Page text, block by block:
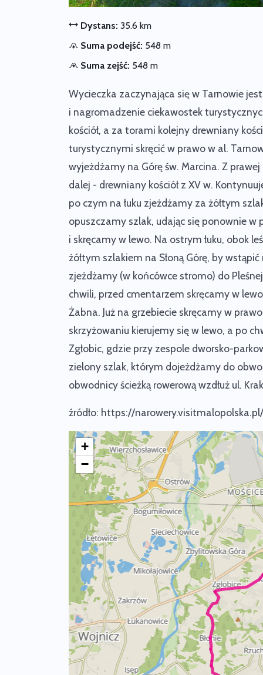
Dystans: 35.6 km
Suma podejść: 548 m
Suma zejść: 548 m
Wycieczka zaczynająca się w Tarnowie
i nagromadzenie ciekawostek
kościół, a za torami kolejny drewniany
turystycznymi skręcić w prawo w al.
wyjeżdżamy na Górę św. Marcina. Z
dalej - drewniany kościół z XV w.
po czym na łuku zjeżdżamy za żółtym
opuszczamy szlak, udając się ponownie
i skręcamy w lewo. Na ostrym łuku, obok
żółtym szlakiem na Słoną Górę, by
zjeżdżamy (w końcówce stromo) do
chwili, przed cmentarzem skręcamy w
Żabna. Już na grzebiecie skręcamy w
skrzyżowaniu kierujemy się w lewo, a po
Zgłobic, gdzie przy zespole dworsko-
zielony szlak, którym dojeżdżamy do
obwodnicy ścieżką rowerową wzdłuż ul.
źródło: https://
+
−